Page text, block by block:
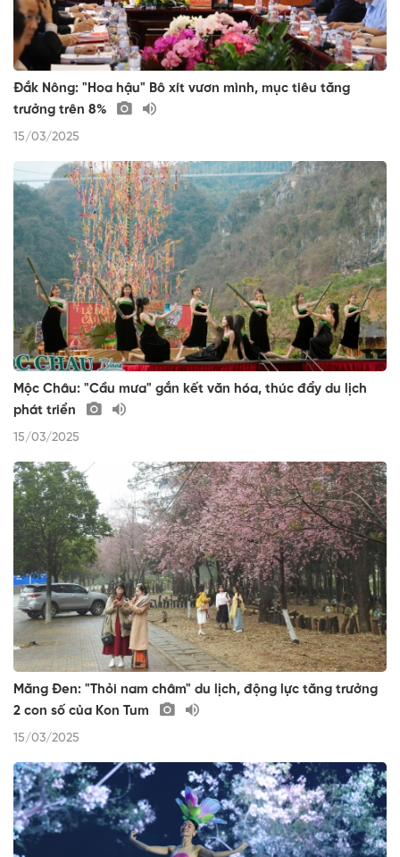
Đắk Nông: "Hoa hậu" Bô xít vươn mình, mục tiêu tăng
trưởng trên 8%
15/03/2025
Mộc Châu: "Cầu mưa" gắn kết văn hóa, thúc đẩy du lịch
phát triển
15/03/2025
Măng Đen: "Thỏi nam châm" du lịch, động lực tăng trưởng
2 con số của Kon Tum
15/03/2025